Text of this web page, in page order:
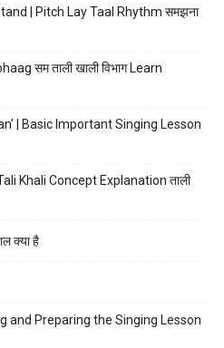
| Pitch Lay Taal Rhythm समझना
सम ताली खाली विभाग Learn
| Basic Important Singing Lesson
Khali Concept Explanation ताली
क्या है
and Preparing the Singing Lesson